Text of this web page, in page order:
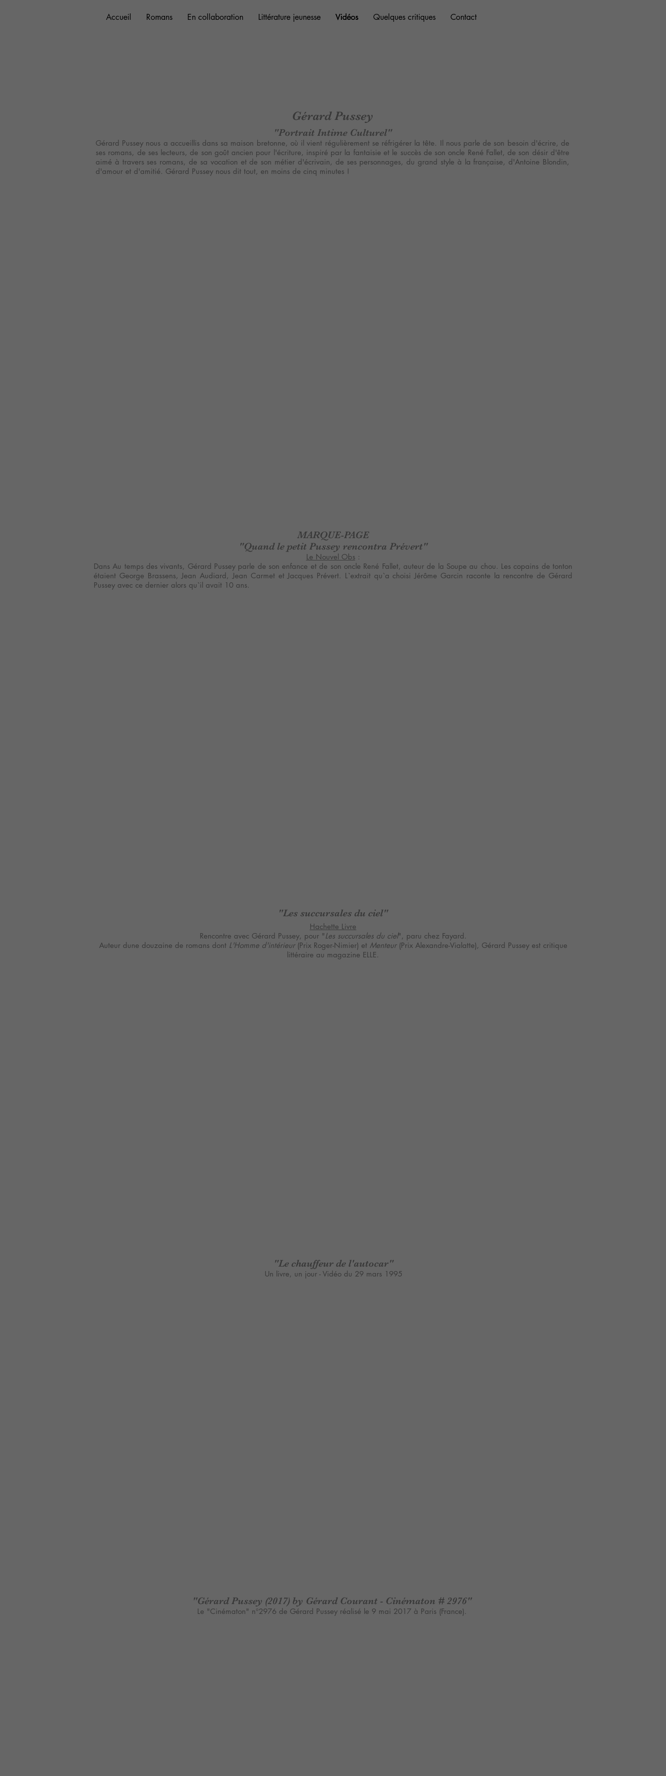
Accueil Romans En collaboration Littérature jeunesse Vidéos Quelques critiques Contact
Accueil Romans En collaboration Littérature jeunesse Vidéos Quelques critiques Contact
Accueil Romans En collaboration Littérature jeunesse Vidéos Quelques critiques Contact
Gérard Pussey
"Portrait Intime Culturel"
Gérard Pussey nous a accueillis dans sa maison bretonne, où il vient régulièrement se réfrigérer la tête. Il nous parle de son besoin d'écrire, de
ses romans, de ses lecteurs, de son goût ancien pour l'écriture, inspiré par la fantaisie et le succès de son oncle René Fallet, de son désir d'être
aimé à travers ses romans, de sa vocation et de son métier d'écrivain, de ses personnages, du grand style à la française, d'Antoine Blondin,
d'amour et d'amitié. Gérard Pussey nous dit tout, en moins de cinq minutes !
MARQUE-PAGE
"Quand le petit Pussey rencontra Prévert"
Le Nouvel Obs :
Dans Au temps des vivants, Gérard Pussey parle de son enfance et de son oncle René Fallet, auteur de la Soupe au chou. Les copains de tonton
étaient George Brassens, Jean Audiard, Jean Carmet et Jacques Prévert. L`extrait qu`a choisi Jérôme Garcin raconte la rencontre de Gérard
Pussey avec ce dernier alors qu`il avait 10 ans.
"Les succursales du ciel"
Hachette Livre
Rencontre avec Gérard Pussey, pour "Les succursales du ciel", paru chez Fayard.
Auteur dune douzaine de romans dont L'Homme d'intérieur(Prix Roger-Nimier) et Menteur(Prix Alexandre-Vialatte), Gérard Pussey est critique
littéraire au magazine ELLE.
"Le chauffeur de l'autocar"
Un livre, un jour - Vidéo du 29 mars 1995
"Gérard Pussey (2017) by Gérard Courant - Cinématon # 2976"
Le "Cinématon" n°2976 de Gérard Pussey réalisé le 9 mai 2017 à Paris (France).